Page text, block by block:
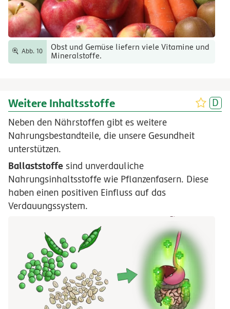
Abb. 10
Obst und Gemüse liefern viele Vitamine und
Mineralstoffe.
Weitere Inhaltsstoffe
Neben den Nährstoffen gibt es weitere
Nahrungsbestandteile, die unsere Gesundheit
unterstützen.
Ballaststoffe sind unverdauliche
Nahrungsinhaltsstoffe wie Pflanzenfasern. Diese
haben einen positiven Einfluss auf das
Verdauungssystem.